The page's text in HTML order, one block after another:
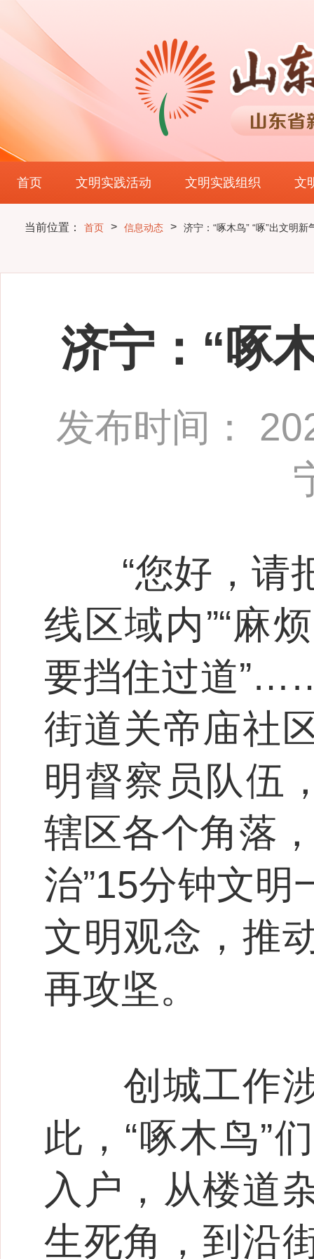
首页 文明实践活动 文明实践组织 文
当前位置： 首页 > 信息动态 > 济宁：“啄木鸟” “啄”出文明新
济宁：“啄
发布时间：
“您好，请把
线区域内”“麻
要挡住过道
街道关帝庙社
明督察员队伍
辖区各个角落
治”15分钟文
文明观念，推
再攻坚。
创城工作涉
此，“啄木鸟”
入户，从楼道
生死角，到沿